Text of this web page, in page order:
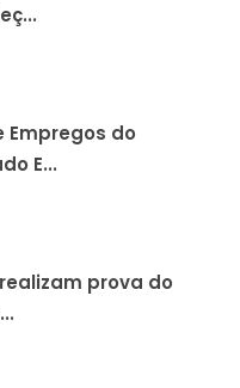
Empregos do
E...
prova do